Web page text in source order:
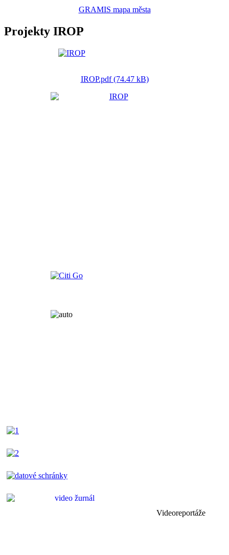
GRAMIS mapa města
Projekty IROP
IROP.pdf (74.47 kB)
Videoreportáže